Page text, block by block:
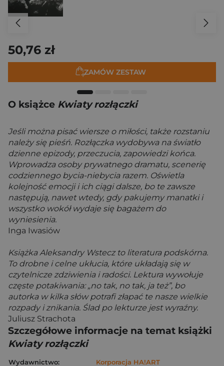
50,76 zł
ZAMÓW ZESTAW
O książce Kwiaty rozłączki
Jeśli można pisać wiersze o miłości, także rozstaniu
należy się pieśń. Rozłączka wydobywa na światło
dzienne epizody, przeczucia, zapowiedzi końca.
Wprowadza osoby prywatnego dramatu, scenerię
codziennego bycia-niebycia razem. Oświetla
kolejność emocji i ich ciągi dalsze, bo te zawsze
następują, nawet wtedy, gdy pakujemy manatki i
wszystko wokół wydaje się bagażem do
wyniesienia.
Inga Iwasiów
Książka Aleksandry Wstecz to literatura podskórna.
To drobne i celne ukłucia, które układają się w
czytelnicze zdziwienia i radości. Lektura wywołuje
częste potakiwania: „no tak, no tak, ja też”, bo
autorka w kilka słów potrafi złapać te nasze wielkie
rozpady i znikania. Ślad po lekturze jest wyraźny.
Juliusz Strachota
Szczegółowe informacje na temat książki
Kwiaty rozłączki
Wydawnictwo:
Korporacja HA!ART